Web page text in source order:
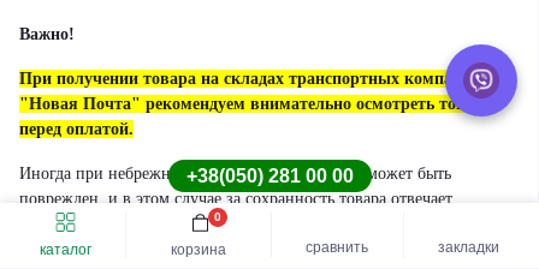
каталог сравнить закладки
корзина
0
Быстрый заказ
Важно!
При получении товара на складах транспортных компаний
"Новая Почта" рекомендуем внимательно осмотреть товар
перед оплатой.
Иногда при небрежной транспортировке товар может быть
поврежден, и в этом случае за сохранность товара отвечает
перевозчик.
+38(050) 281 00 00